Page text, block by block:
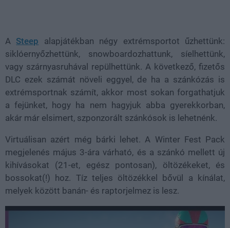
A Steep alapjátékban négy extrémsportot űzhettünk:
siklóernyőzhettünk, snowboardozhattunk, síelhettünk,
vagy szárnyasruhával repülhettünk. A következő, fizetős
DLC ezek számát növeli eggyel, de ha a szánkózás is
extrémsportnak számít, akkor most sokan forgathatjuk
a fejünket, hogy ha nem hagyjuk abba gyerekkorban,
akár már elsimert, szponzorált szánkósok is lehetnénk.
Virtuálisan azért még bárki lehet. A Winter Fest Pack
megjelenés május 3-ára várható, és a szánkó mellett új
kihívásokat (21-et, egész pontosan), öltözékeket, és
bossokat(!) hoz. Tíz teljes öltözékkel bővül a kínálat,
melyek között banán- és raptorjelmez is lesz.